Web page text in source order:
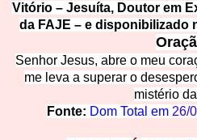
Vitório – Jesuíta, Doutor em
da FAJE – e disponibilizado
Senhor Jesus, abre o meu
me leva a superar o
mistério
Fonte: Dom Total em 26/